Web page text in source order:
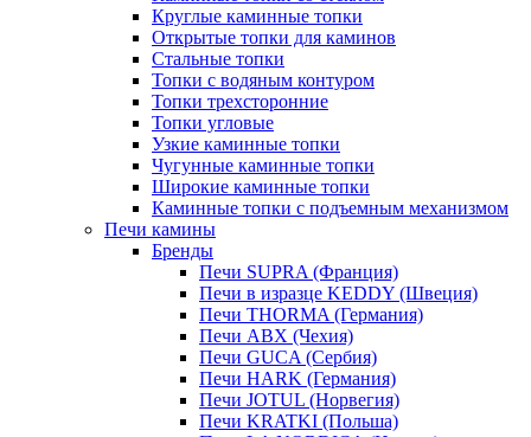
Круглые каминные топки
Открытые топки для каминов
Стальные топки
Топки с водяным контуром
Топки трехсторонние
Топки угловые
Узкие каминные топки
Чугунные каминные топки
Широкие каминные топки
Каминные топки с подъемным механизмом
Печи камины
Бренды
Печи SUPRA (Франция)
Печи в изразце KEDDY (Швеция)
Печи THORMA (Германия)
Печи ABX (Чехия)
Печи GUCA (Сербия)
Печи HARK (Германия)
Печи JOTUL (Норвегия)
Печи KRATKI (Польша)